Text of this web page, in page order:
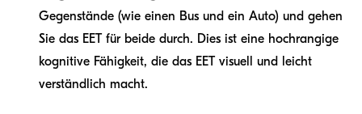
Gegenstände (wie einen Bus und ein Auto) und gehen
Sie das EET für beide durch. Dies ist eine hochrangige
kognitive Fähigkeit, die das EET visuell und leicht
verständlich macht.